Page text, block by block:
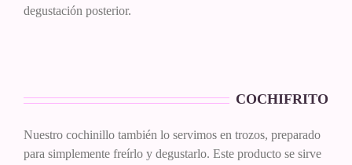
degustación posterior.
COCHIFRITO
Nuestro cochinillo también lo servimos en trozos, preparado
para simplemente freírlo y degustarlo. Este producto se sirve